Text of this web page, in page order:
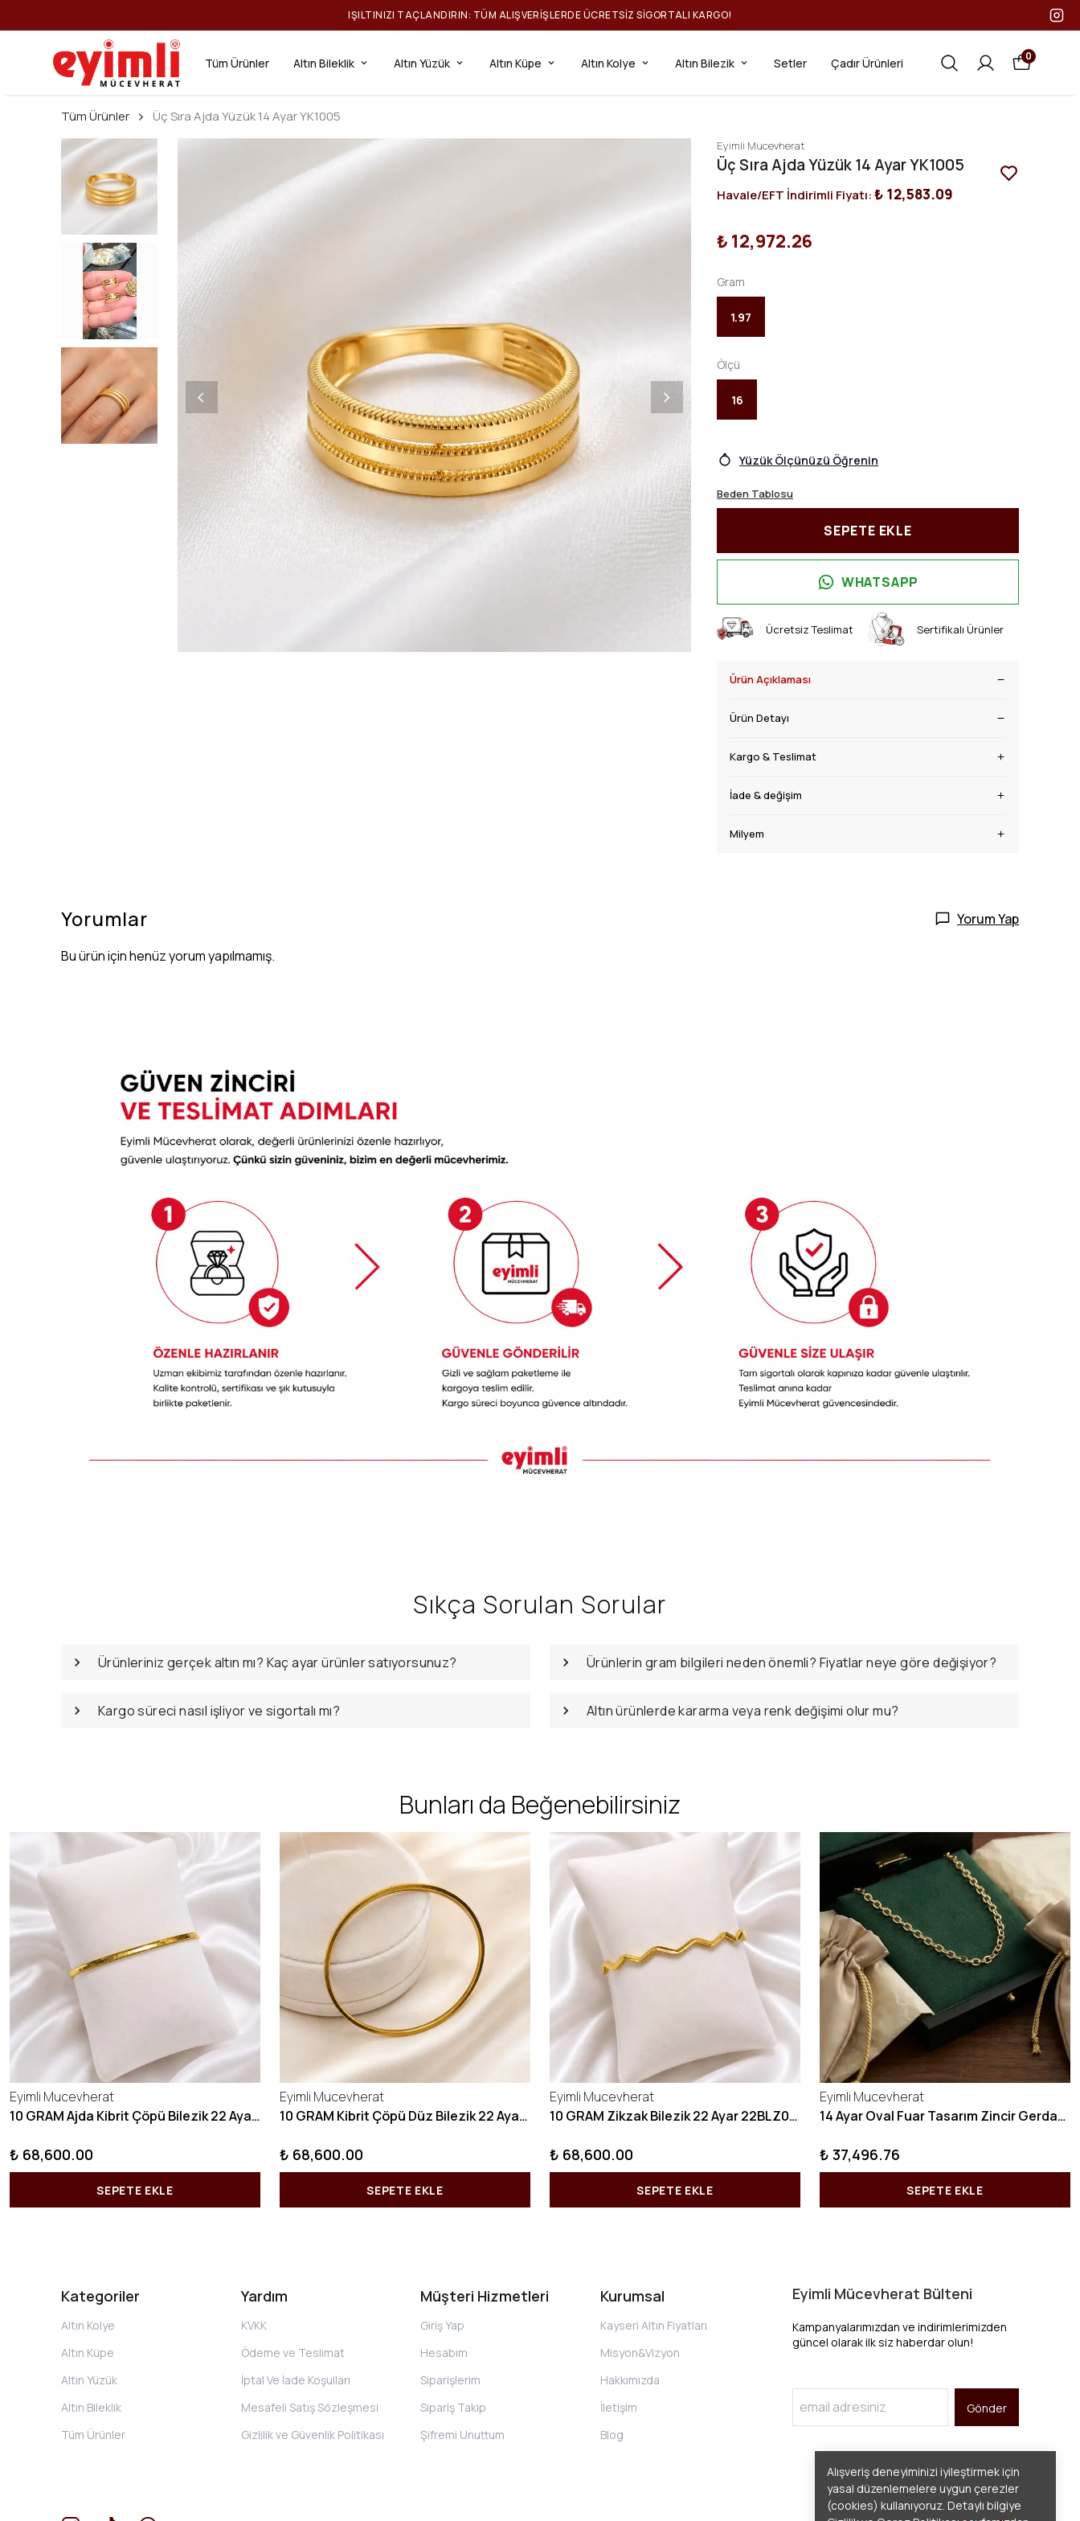
IŞILTINIZI TAÇLANDIRIN: TÜM ALIŞVERIŞLERDE ÜCRETSIZ SIGORTALI KARGO!
Tüm Ürünler Altın Bileklik Altın Yüzük Altın Küpe Altın Kolye Altın Bilezik Setler Çadır Ürünleri 0
Alışveriş deneyiminizi iyileştirmek için
yasal düzenlemelere uygun çerezler
(cookies) kullanıyoruz. Detaylı bilgiye
Tüm Ürünler Üç Sıra Ajda Yüzük 14 Ayar YK1005
Eyimli Mucevherat
Üç Sıra Ajda Yüzük 14 Ayar YK1005
Havale/EFT İndirimli Fiyatı:₺ 12,583.09
₺ 12,972.26
Gram
1.97
Ölçü
16
Yüzük Ölçünüzü Öğrenin
Beden Tablosu
SEPETE EKLE
WHATSAPP
Ücretsiz Teslimat Sertifikalı Ürünler
Ürün Açıklaması
Ürün Detayı
Kargo & Teslimat
İade & değişim
Milyem
Yorumlar Yorum Yap
Bu ürün için henüz yorum yapılmamış.
Sıkça Sorulan Sorular
Ürünleriniz gerçek altın mı? Kaç ayar ürünler satıyorsunuz? Ürünlerin gram bilgileri neden önemli? Fiyatlar neye göre değişiyor?
Kargo süreci nasıl işliyor ve sigortalı mı? Altın ürünlerde kararma veya renk değişimi olur mu?
Bunları da Beğenebilirsiniz
Eyimli Mucevherat
10 GRAM Ajda Kibrit Çöpü Bilezik 22 Ayar 22BLZ003
₺ 68,600.00
SEPETE EKLE
Eyimli Mucevherat
10 GRAM Kibrit Çöpü Düz Bilezik 22 Ayar 22BLZ001
₺ 68,600.00
SEPETE EKLE
Eyimli Mucevherat
10 GRAM Zikzak Bilezik 22 Ayar 22BLZ004
₺ 68,600.00
SEPETE EKLE
Eyimli Mucevherat
14 Ayar Oval Fuar Tasarım Zincir Gerdanlık KY1071
₺ 37,496.76
SEPETE EKLE
Kategoriler
Altın Kolye
Altın Küpe
Altın Yüzük
Altın Bileklik
Tüm Ürünler
Yardım
KVKK
Ödeme ve Teslimat
İptal Ve İade Koşulları
Mesafeli Satış Sözleşmesi
Gizlilik ve Güvenlik Politikası
Müşteri Hizmetleri
Giriş Yap
Hesabım
Siparişlerim
Sipariş Takip
Şifremi Unuttum
Kurumsal
Kayseri Altın Fiyatları
Misyon&Vizyon
Hakkımızda
İletişim
Blog
Eyimli Mücevherat Bülteni
Kampanyalarımızdan ve indirimlerimizden
güncel olarak ilk siz haberdar olun!
Gönder